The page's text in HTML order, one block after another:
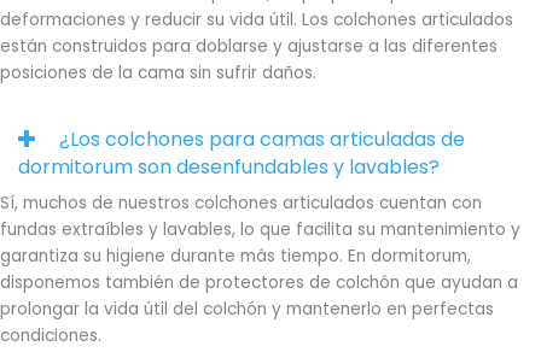
deformaciones y reducir su vida útil. Los colchones articulados
están construidos para doblarse y ajustarse a las diferentes
posiciones de la cama sin sufrir daños.
¿Los colchones para camas articuladas de
dormitorum son desenfundables y lavables?
Sí, muchos de nuestros colchones articulados cuentan con
fundas extraíbles y lavables, lo que facilita su mantenimiento y
garantiza su higiene durante más tiempo. En dormitorum,
disponemos también de protectores de colchón que ayudan a
prolongar la vida útil del colchón y mantenerlo en perfectas
condiciones.